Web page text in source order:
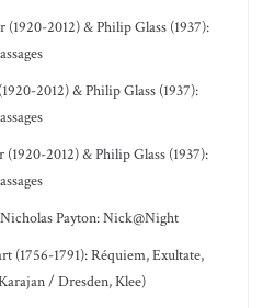
(1920-2012) & Philip Glass (1937):
2012) & Philip Glass (1937):
(1920-2012) & Philip Glass (1937):
Payton: Nick@Night
(1756-1791): Réquiem, Exultate,
/ Dresden, Klee)